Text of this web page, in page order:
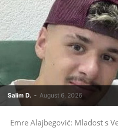
Salim D. - August 6, 2026
Emre Alajbegović: Mladost s